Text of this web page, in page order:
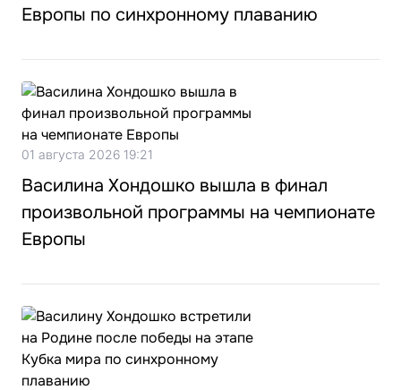
Европы по синхронному плаванию
01 августа 2026 19:21
Василина Хондошко вышла в финал
произвольной программы на чемпионате
Европы